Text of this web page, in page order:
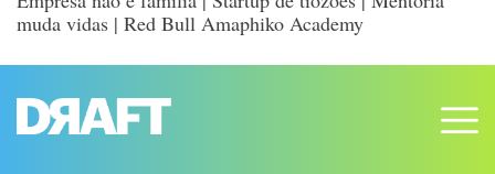
muda vidas | Red Bull Amaphiko Academy